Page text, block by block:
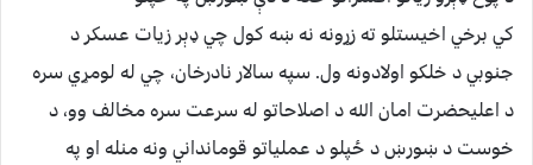
کي برخي اخیستلو ته زړونه نه ښه کول چي ډېر زیات عسکر د
جنوبي د خلکو اولادونه ول. سپه سالار نادرخان، چي له لومړي سره
د اعلیحضرت امان الله د اصلاحاتو له سرعت سره مخالف وو، د
خوست د ښورښ د ځپلو د عملیاتو قومانداني ونه منله او په